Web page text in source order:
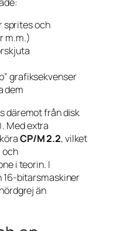
sprites och
m.m.)
grafiksekvenser
dem
däremot från disk
Med extra
CP/M 2.2, vilket
och
i teorin. I
16-bitarsmaskiner
än